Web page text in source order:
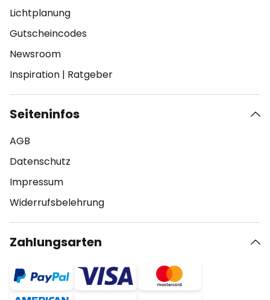
Lichtplanung
Gutscheincodes
Newsroom
Inspiration | Ratgeber
Seiteninfos
AGB
Datenschutz
Impressum
Widerrufsbelehrung
Zahlungsarten